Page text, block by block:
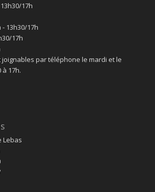
17h
- 13h30/17h
17h
joignables par téléphone le mardi et le
17h.
Lebas